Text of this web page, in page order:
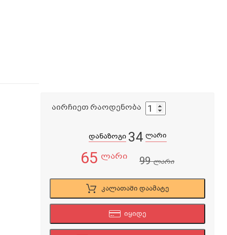
აირჩიეთ რაოდენობა
დანაზოგი 34 ლარი
65 ლარი 99ლარი
კალათაში დაამატე
იყიდე